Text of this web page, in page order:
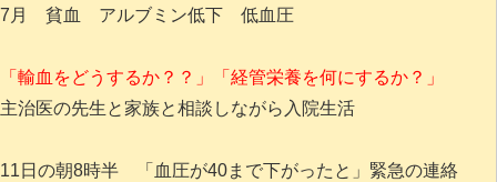
7月 貧血 アルブミン低下 低血圧
「輸血をどうするか？？」「経管栄養を何にするか？」
主治医の先生と家族と相談しながら入院生活
11日の朝8時半 「血圧が40まで下がったと」緊急の連絡